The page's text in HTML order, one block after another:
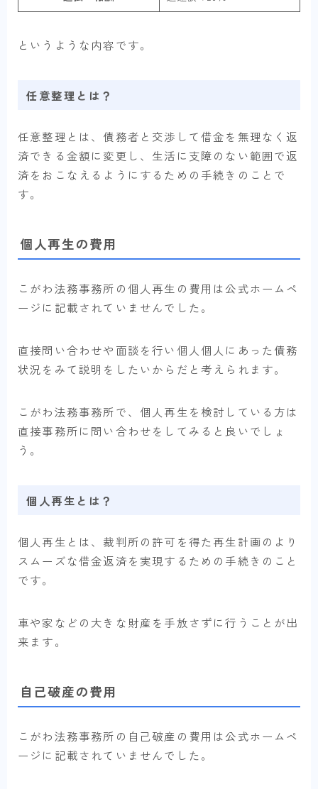
というような内容です。
任意整理とは？
任意整理とは、債務者と交渉して借金を無理なく返
済できる金額に変更し、生活に支障のない範囲で返
済をおこなえるようにするための手続きのことで
す。
個人再生の費用
こがわ法務事務所の個人再生の費用は公式ホームペ
ージに記載されていませんでした。
直接問い合わせや面談を行い個人個人にあった債務
状況をみて説明をしたいからだと考えられます。
こがわ法務事務所で、個人再生を検討している方は
直接事務所に問い合わせをしてみると良いでしょ
う。
個人再生とは？
個人再生とは、裁判所の許可を得た再生計画のより
スムーズな借金返済を実現するための手続きのこと
です。
車や家などの大きな財産を手放さずに行うことが出
来ます。
自己破産の費用
こがわ法務事務所の自己破産の費用は公式ホームペ
ージに記載されていませんでした。